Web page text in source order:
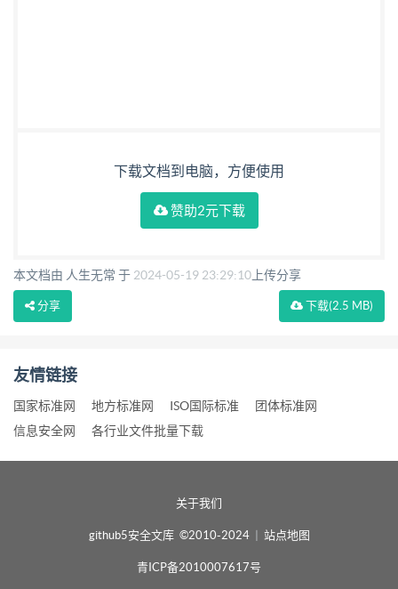
下载文档到电脑，方便使用
赞助2元下载
本文档由 人生无常 于 2024-05-19 23:29:10 上传分享
下载(2.5 MB)
分享
友情链接
国家标准网 地方标准网 ISO国际标准
团体标准网
信息安全网
各行业文件批量下载
关于我们
github5安全文库 ©2010-2024 站点地图
青ICP备2010007617号